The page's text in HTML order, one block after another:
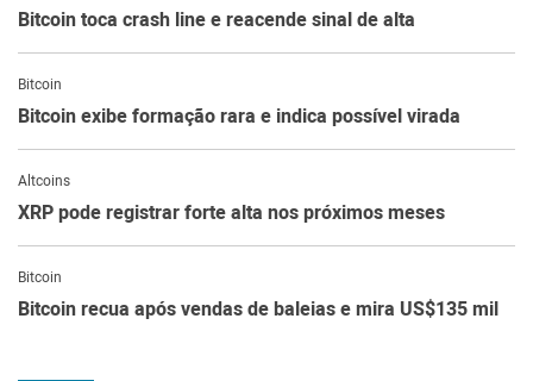
Bitcoin toca crash line e reacende sinal de alta
Bitcoin
Bitcoin exibe formação rara e indica possível virada
Altcoins
XRP pode registrar forte alta nos próximos meses
Bitcoin
Bitcoin recua após vendas de baleias e mira US$135 mil